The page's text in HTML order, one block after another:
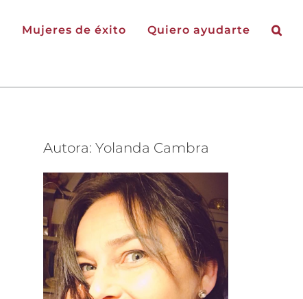
Mujeres de éxito Quiero ayudarte
Autora: Yolanda Cambra